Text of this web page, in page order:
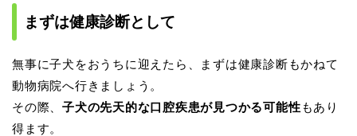
まずは健康診断として
無事に子犬をおうちに迎えたら、まずは健康診断もかねて
動物病院へ行きましょう。
その際、子犬の先天的な口腔疾患が見つかる可能性もあり
得ます。